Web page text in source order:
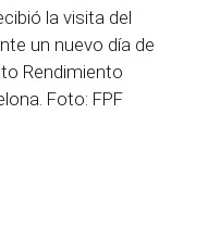
la visita del
un nuevo día de
Rendimiento
Foto: FPF